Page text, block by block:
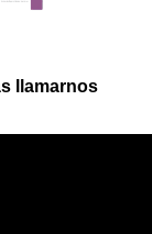
llamarnos